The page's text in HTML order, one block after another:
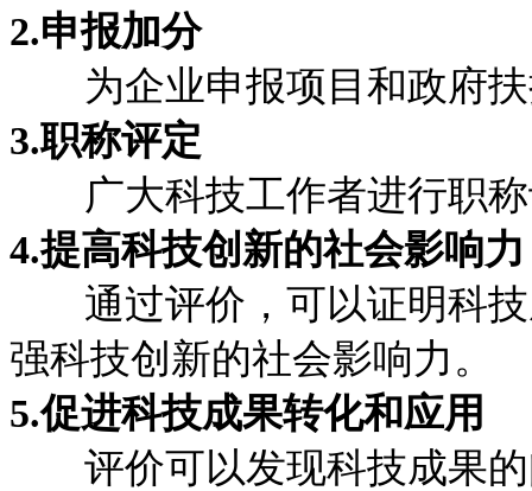
2.申报加分
为企业申报项目和政府扶
3.职称评定
广大科技工作者进行职称
4.提高科技创新的社会影响力
通过评价，可以证明科技
强科技创新的社会影响力。
5.促进科技成果转化和应用
评价可以发现科技成果的